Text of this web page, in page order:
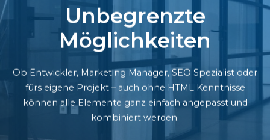
Unbegrenzte
Möglichkeiten
Ob Entwickler, Marketing Manager, SEO Spezialist oder
fürs eigene Projekt – auch ohne HTML Kenntnisse
können alle Elemente ganz einfach angepasst und
kombiniert werden.